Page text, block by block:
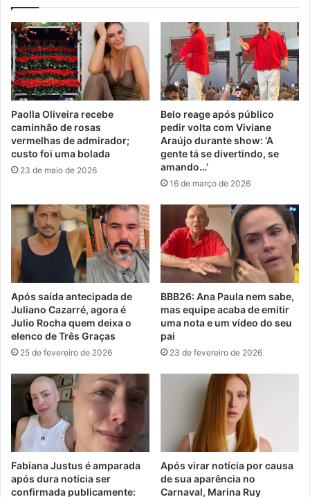
Paolla Oliveira recebe
caminhão de rosas
vermelhas de admirador;
custo foi uma bolada
23 de maio de 2026
Belo reage após público
pedir volta com Viviane
Araújo durante show: ‘A
gente tá se divertindo, se
amando…’
16 de março de 2026
Após saída antecipada de
Juliano Cazarré, agora é
Julio Rocha quem deixa o
elenco de Três Graças
25 de fevereiro de 2026
BBB26: Ana Paula nem sabe,
mas equipe acaba de emitir
uma nota e um vídeo do seu
pai
23 de fevereiro de 2026
Fabiana Justus é amparada
após dura notícia ser
confirmada publicamente:
Após virar notícia por causa
de sua aparência no
Carnaval, Marina Ruy